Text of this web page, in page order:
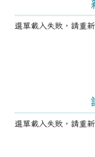
選單載入失敗，請重
選單載入失敗，請重